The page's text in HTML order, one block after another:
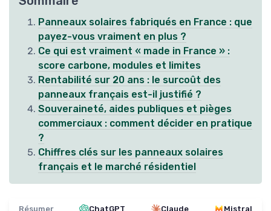
Panneaux solaires fabriqués en France : que
payez-vous vraiment en plus ?
Ce qui est vraiment « made in France » :
score carbone, modules et limites
Rentabilité sur 20 ans : le surcoût des
panneaux français est-il justifié ?
Souveraineté, aides publiques et pièges
commerciaux : comment décider en pratique
?
Chiffres clés sur les panneaux solaires
français et le marché résidentiel
Résumer ChatGPT Claude Mistral